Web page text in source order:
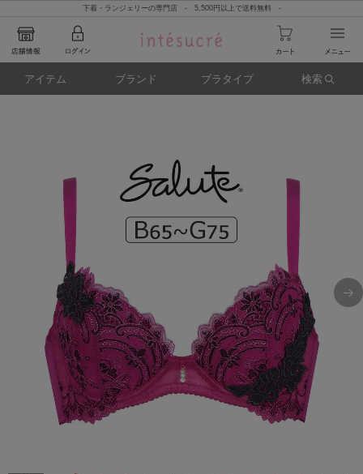
下着・ランジェリーの専門店 - 5,500円以上で送料無料 -
アイテム ブランド ブラタイプ 検索